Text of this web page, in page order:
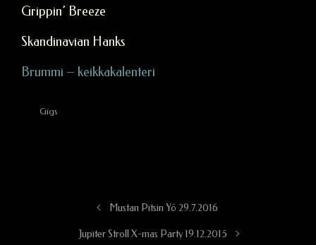
Grippin’ Breeze
Skandinavian Hanks
Brummi – keikkakalenteri
Gigs
Mustan Pitsin Yö 29.7.2016
Jupiter Stroll X-mas Party 19.12.2015